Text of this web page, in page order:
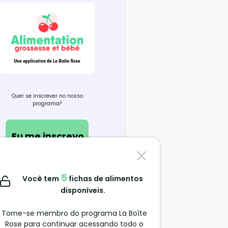
Quer se inscrever no nosso
programa?
Eu me inscrevo
Contate-nos
support@alimentation-
Você tem 5 fichas de alimentos
disponíveis.
Torne-se membro do programa La Boîte
Rose para continuar acessando todo o